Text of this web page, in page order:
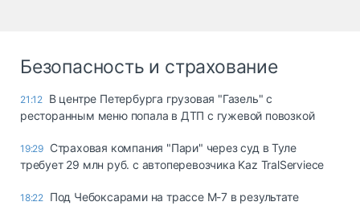
Безопасность и страхование
21:12 В центре Петербурга грузовая "Газель" с
ресторанным меню попала в ДТП с гужевой повозкой
19:29 Страховая компания "Пари" через суд в Туле
требует 29 млн руб. с автоперевозчика Kaz TralServiece
18:22 Под Чебоксарами на трассе М-7 в результате